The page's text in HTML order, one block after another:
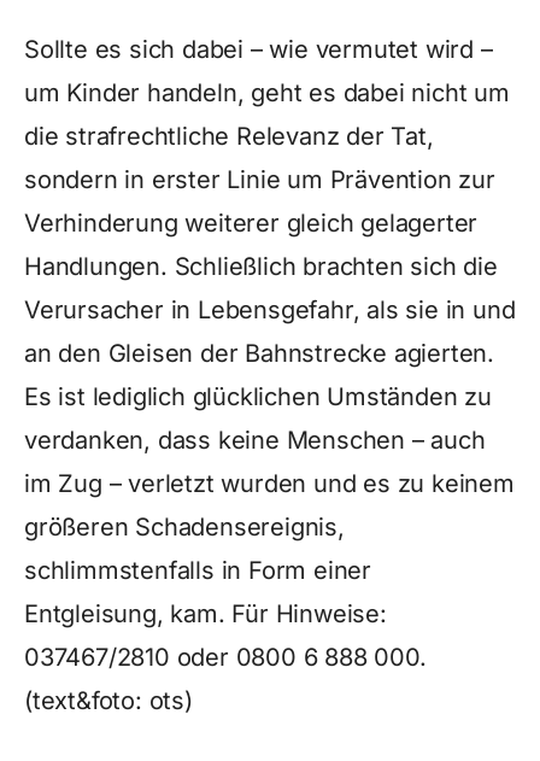
Sollte es sich dabei – wie vermutet wird –
um Kinder handeln, geht es dabei nicht um
die strafrechtliche Relevanz der Tat,
sondern in erster Linie um Prävention zur
Verhinderung weiterer gleich gelagerter
Handlungen. Schließlich brachten sich die
Verursacher in Lebensgefahr, als sie in und
an den Gleisen der Bahnstrecke agierten.
Es ist lediglich glücklichen Umständen zu
verdanken, dass keine Menschen – auch
im Zug – verletzt wurden und es zu keinem
größeren Schadensereignis,
schlimmstenfalls in Form einer
Entgleisung, kam. Für Hinweise:
037467/2810 oder 0800 6 888 000.
(text&foto: ots)